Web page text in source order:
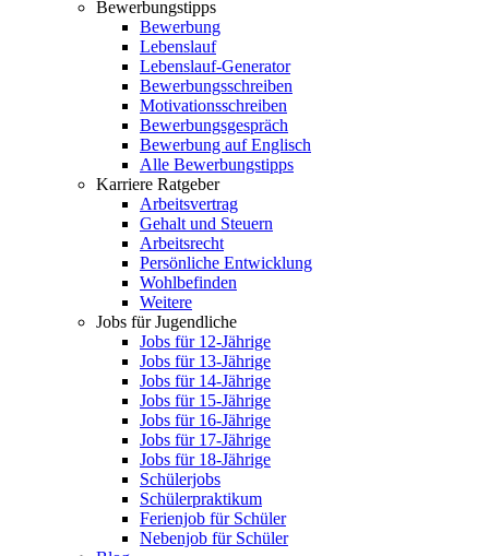
Bewerbungstipps
Bewerbung
Lebenslauf
Lebenslauf-Generator
Bewerbungsschreiben
Motivationsschreiben
Bewerbungsgespräch
Bewerbung auf Englisch
Alle Bewerbungstipps
Karriere Ratgeber
Arbeitsvertrag
Gehalt und Steuern
Arbeitsrecht
Persönliche Entwicklung
Wohlbefinden
Weitere
Jobs für Jugendliche
Jobs für 12-Jährige
Jobs für 13-Jährige
Jobs für 14-Jährige
Jobs für 15-Jährige
Jobs für 16-Jährige
Jobs für 17-Jährige
Jobs für 18-Jährige
Schülerjobs
Schülerpraktikum
Ferienjob für Schüler
Nebenjob für Schüler